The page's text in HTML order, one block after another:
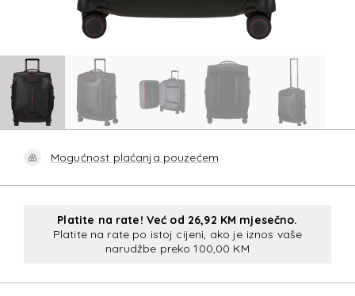
Mogućnost plaćanja pouzećem
Platite na rate! Već od 26,92 KM mjesečno.
Platite na rate po istoj cijeni, ako je iznos vaše
narudžbe preko 100,00 KM